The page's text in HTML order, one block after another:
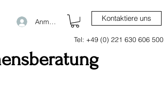
Anmelden Kontaktiere uns
Tel: +49 (0) 221 630 606 500